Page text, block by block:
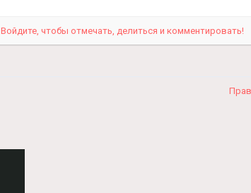
Войдите, чтобы отмечать, делиться и комментировать!